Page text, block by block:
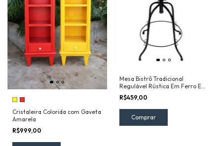
Cristaleira Colorida com Gaveta
Amarela
R$999,00
Mesa Bistrô Tradicional
Regulável Rústica Em Ferro E
Madeira
R$459,00